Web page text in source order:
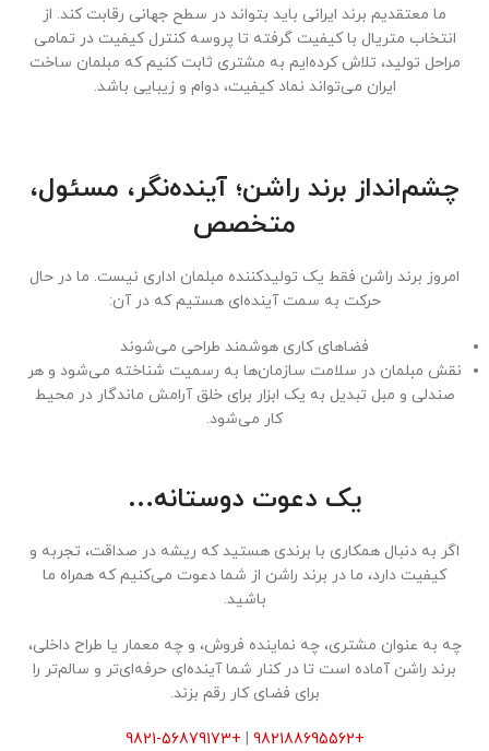
ما معتقدیم برند ایرانی باید بتواند در سطح جهانی رقابت کند. از
انتخاب متریال با کیفیت گرفته تا پروسه کنترل کیفیت در تمامی
مراحل تولید، تلاش کرده‌ایم به مشتری ثابت کنیم که مبلمان ساخت
ایران می‌تواند نماد کیفیت، دوام و زیبایی باشد.
چشم‌انداز برند راشن؛ آینده‌نگر، مسئول،
متخصص
امروز برند راشن فقط یک تولیدکننده مبلمان اداری نیست. ما در حال
حرکت به سمت آینده‌ای هستیم که در آن:
فضاهای کاری هوشمند طراحی می‌شوند
نقش مبلمان در سلامت سازمان‌ها به رسمیت شناخته می‌شود و هر
صندلی و مبل تبدیل به یک ابزار برای خلق آرامش ماندگار در محیط
کار می‌شود.
یک دعوت دوستانه…
اگر به دنبال همکاری با برندی هستید که ریشه در صداقت، تجربه و
کیفیت دارد، ما در برند راشن از شما دعوت می‌کنیم که همراه ما
باشید.
چه به عنوان مشتری، چه نماینده فروش، و چه معمار یا طراح داخلی،
برند راشن آماده است تا در کنار شما آینده‌ای حرفه‌ای‌تر و سالم‌تر را
برای فضای کار رقم بزند.
+982188695562
+9821-56879173